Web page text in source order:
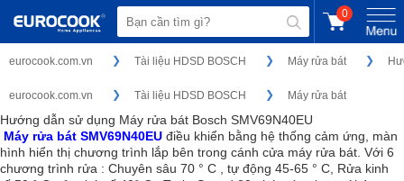
0
eurocook.com.vn Tài liệu HDSD BOSCH Máy rửa bát
eurocook.com.vn Tài liệu HDSD BOSCH Máy rửa bát
Hướng dẫn sử dụng Máy rửa bát Bosch SMV69N40EU
Máy rửa bát SMV69N40EU điều khiển bằng hệ thống cảm ứng, màn
hình hiển thị chương trình lắp bên trong cánh cửa máy rửa bát. Với 6
chương trình rửa : Chuyên sâu 70 ° C , tự động 45-65 ° C, Rửa kinh